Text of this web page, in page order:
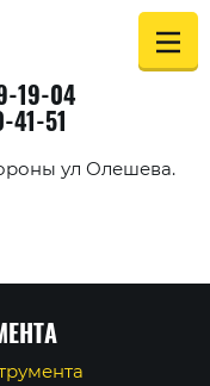
ул Олешева.
19-04
41-51